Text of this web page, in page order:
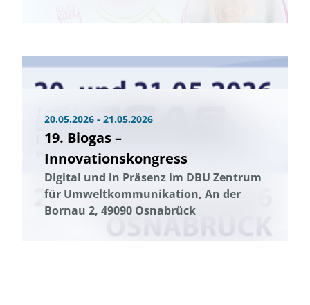
20.05.2026 - 21.05.2026
19. Biogas –
Innovationskongress
Digital und in Präsenz im DBU Zentrum
für Umweltkommunikation, An der
Bornau 2, 49090 Osnabrück